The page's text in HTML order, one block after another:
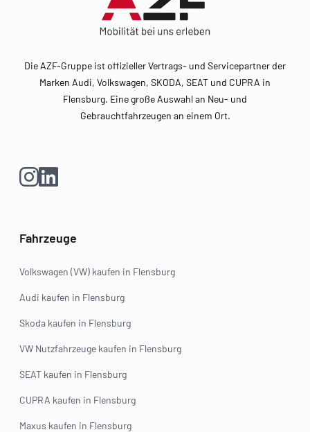
Die AZF-Gruppe ist offizieller Vertrags- und Servicepartner der
Marken Audi, Volkswagen, SKODA, SEAT und CUPRA in
Flensburg. Eine große Auswahl an Neu- und
Gebrauchtfahrzeugen an einem Ort.
Fahrzeuge
Volkswagen (VW) kaufen in Flensburg
Audi kaufen in Flensburg
Skoda kaufen in Flensburg
VW Nutzfahrzeuge kaufen in Flensburg
SEAT kaufen in Flensburg
CUPRA kaufen in Flensburg
Maxus kaufen in Flensburg